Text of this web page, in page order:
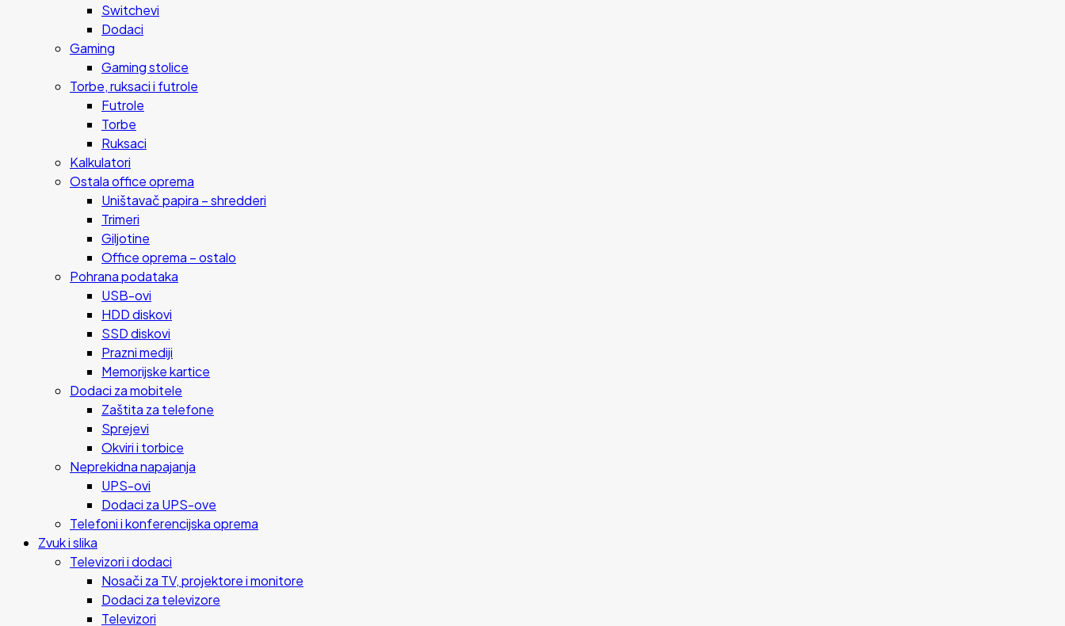
Switchevi
Dodaci
Gaming
Gaming stolice
Torbe, ruksaci i futrole
Futrole
Torbe
Ruksaci
Kalkulatori
Ostala office oprema
Uništavač papira – shredderi
Trimeri
Giljotine
Office oprema – ostalo
Pohrana podataka
USB-ovi
HDD diskovi
SSD diskovi
Prazni mediji
Memorijske kartice
Dodaci za mobitele
Zaštita za telefone
Sprejevi
Okviri i torbice
Neprekidna napajanja
UPS-ovi
Dodaci za UPS-ove
Telefoni i konferencijska oprema
Zvuk i slika
Televizori i dodaci
Nosači za TV, projektore i monitore
Dodaci za televizore
Televizori